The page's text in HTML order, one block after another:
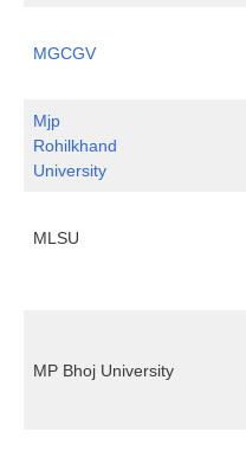
MGCGV
Mjp
Rohilkhand
University
MLSU
MP Bhoj University